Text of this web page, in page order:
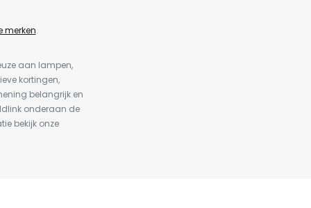
merken.
aan lampen,
kortingen,
belangrijk en
onderaan de
bekijk onze